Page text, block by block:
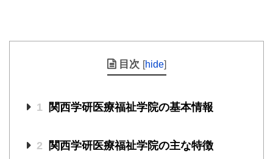
目次 [hide]
1 関西学研医療福祉学院の基本情報
2 関西学研医療福祉学院の主な特徴